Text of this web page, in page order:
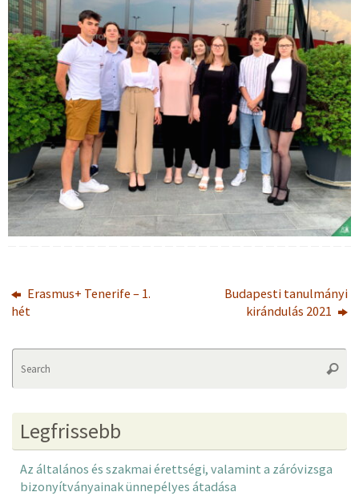
Erasmus+ Tenerife – 1.
hét
Budapesti tanulmányi
kirándulás 2021
Legfrissebb
Az általános és szakmai érettségi, valamint a záróvizsga
bizonyítványainak ünnepélyes átadása